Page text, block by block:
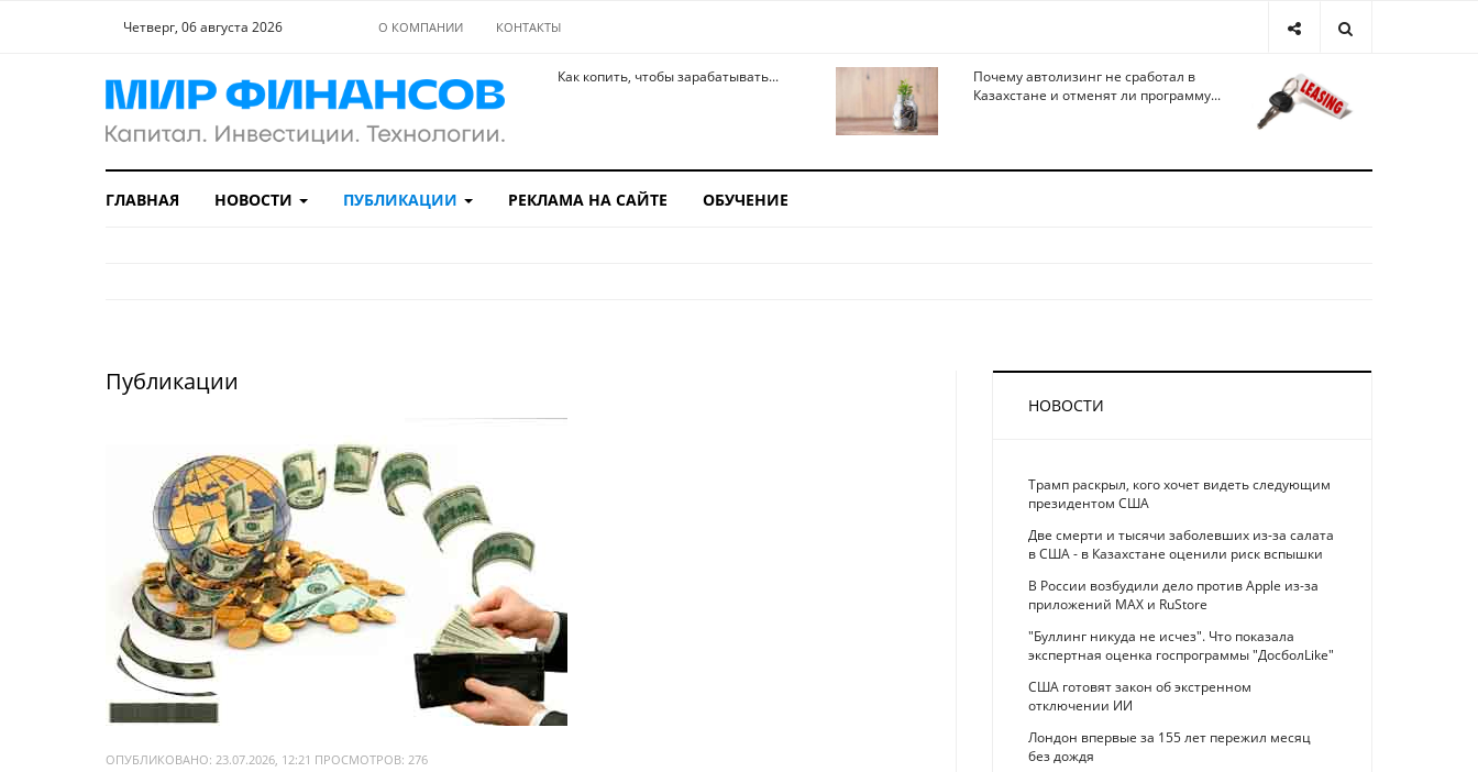
Четверг, 06 августа 2026 О КОМПАНИИ КОНТАКТЫ
Как копить, чтобы зарабатывать...
Почему автолизинг не сработал в
Казахстане и отменят ли программу...
ГЛАВНАЯ НОВОСТИ ПУБЛИКАЦИИ РЕКЛАМА НА САЙТЕ ОБУЧЕНИЕ
Публикации
ОПУБЛИКОВАНО: 23.07.2026, 12:21 ПРОСМОТРОВ: 276
НОВОСТИ
Трамп раскрыл, кого хочет видеть следующим
президентом США
Две смерти и тысячи заболевших из-за салата
в США - в Казахстане оценили риск вспышки
В России возбудили дело против Apple из-за
приложений MAX и RuStore
"Буллинг никуда не исчез". Что показала
экспертная оценка госпрограммы "ДосболLike"
США готовят закон об экстренном
отключении ИИ
Лондон впервые за 155 лет пережил месяц
без дождя